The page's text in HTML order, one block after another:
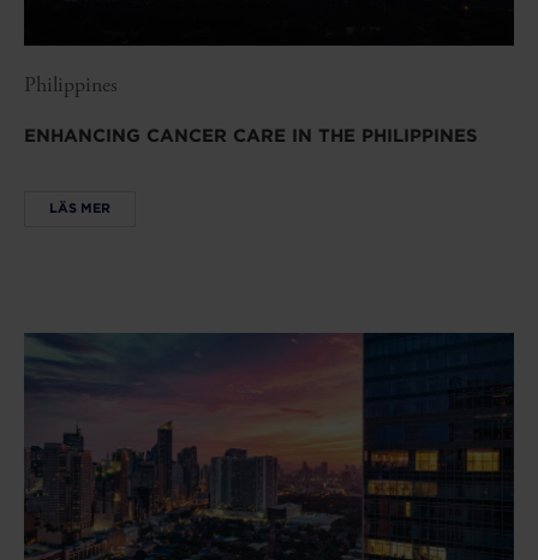
Philippines
ENHANCING CANCER CARE IN THE PHILIPPINES
LÄS MER